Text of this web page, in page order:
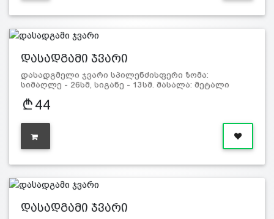
დასადგამი ჯვარი
დასადგმელი ჯვარი სპილენძისფერი ზომა:
სიმაღლე - 26სმ, სიგანე - 13სმ. მასალა: მეტალი
44
დასადგამი ჯვარი